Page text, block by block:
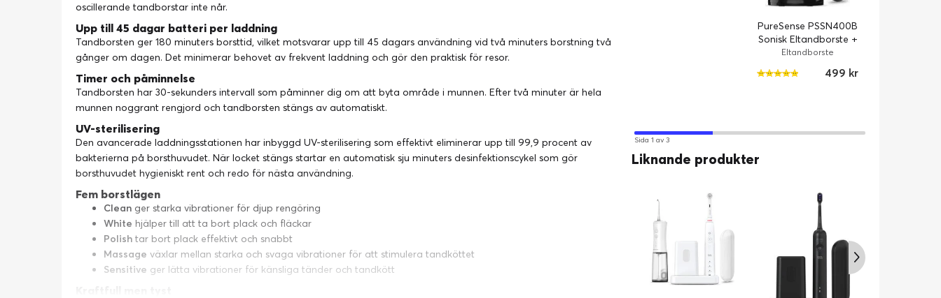
oscillerande tandborstar inte når.
Upp till 45 dagar batteri per laddning
Tandborsten ger 180 minuters borsttid, vilket motsvarar upp till 45 dagars användning vid två minuters borstning två
gånger om dagen. Det minimerar behovet av frekvent laddning och gör den praktisk för resor.
Timer och påminnelse
Tandborsten har 30-sekunders intervall som påminner dig om att byta område i munnen. Efter två minuter är hela
munnen noggrant rengjord och tandborsten stängs av automatiskt.
UV-sterilisering
Den avancerade laddningsstationen har inbyggd UV-sterilisering som effektivt eliminerar upp till 99,9 procent av
bakterierna på borsthuvudet. När locket stängs startar en automatisk sju minuters desinfektionscykel som gör
borsthuvudet hygieniskt rent och redo för nästa användning.
Fem borstlägen
Clean ger starka vibrationer för djup rengöring
White hjälper till att ta bort plack och fläckar
Polish tar bort plack effektivt och snabbt
Massage växlar mellan starka och svaga vibrationer för att stimulera tandköttet
Sensitive ger lätta vibrationer för känsliga tänder och tandkött
PureSense PSSN400B
Sonisk Eltandborste +
UV-rengörare +
Eltandborste
499 kr
Sida 1 av 3
Liknande produkter